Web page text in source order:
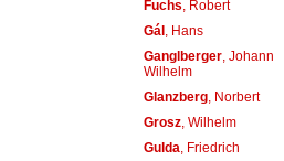
Fuchs , Robert
Gál, Hans
Ganglberger, Johann
Wilhelm
Glanzberg, Norbert
Grosz, Wilhelm
Gulda , Friedrich